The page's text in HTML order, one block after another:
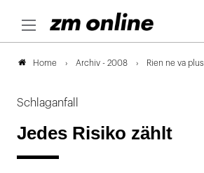
Home Archiv - 2008 Rien ne va plus
Schlaganfall
Jedes Risiko zählt